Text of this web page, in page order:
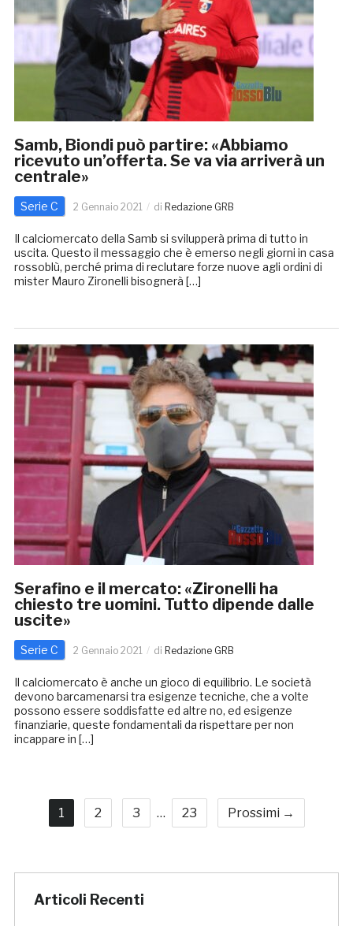
Samb, Biondi può partire: «Abbiamo
ricevuto un’offerta. Se va via arriverà un
centrale»
Serie C 2 Gennaio 2021 di Redazione GRB
Il calciomercato della Samb si svilupperà prima di tutto in
uscita. Questo il messaggio che è emerso negli giorni in casa
rossoblù, perché prima di reclutare forze nuove agli ordini di
mister Mauro Zironelli bisognerà […]
Serafino e il mercato: «Zironelli ha
chiesto tre uomini. Tutto dipende dalle
uscite»
Serie C 2 Gennaio 2021 di Redazione GRB
Il calciomercato è anche un gioco di equilibrio. Le società
devono barcamenarsi tra esigenze tecniche, che a volte
possono essere soddisfatte ed altre no, ed esigenze
finanziarie, queste fondamentali da rispettare per non
incappare in […]
1 2 3 … 23 Prossimi →
Articoli Recenti